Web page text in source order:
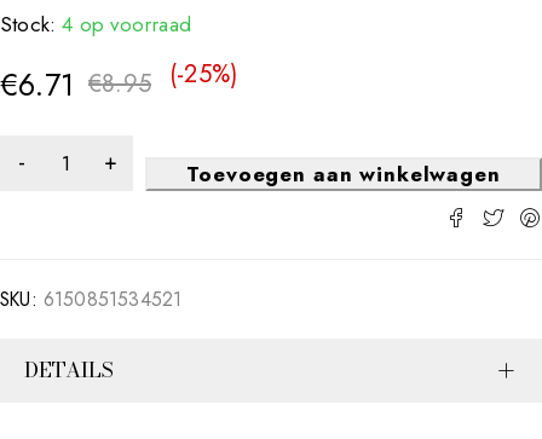
Stock: 4 op voorraad
€8.95
€6.71 (-25%)
Toevoegen aan winkelwagen
SKU: 6150851534521
DETAILS